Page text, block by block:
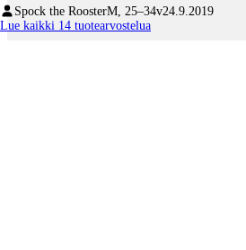
Spock the RoosterM, 25–34v24.9.2019
Lue kaikki 14 tuotearvostelua